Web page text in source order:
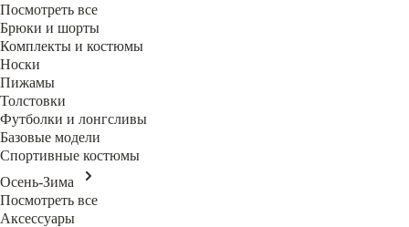
Посмотреть все
Брюки и шорты
Комплекты и костюмы
Носки
Пижамы
Толстовки
Футболки и лонгсливы
Базовые модели
Спортивные костюмы
Осень-Зима
Посмотреть все
Аксессуары